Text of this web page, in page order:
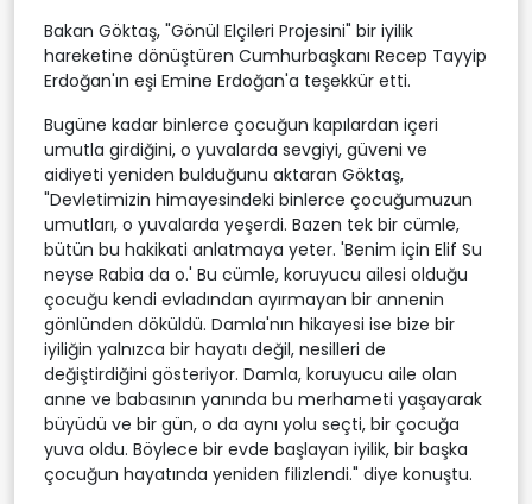
Bakan Göktaş, "Gönül Elçileri Projesini" bir iyilik
hareketine dönüştüren Cumhurbaşkanı Recep Tayyip
Erdoğan'ın eşi Emine Erdoğan'a teşekkür etti.
Bugüne kadar binlerce çocuğun kapılardan içeri
umutla girdiğini, o yuvalarda sevgiyi, güveni ve
aidiyeti yeniden bulduğunu aktaran Göktaş,
"Devletimizin himayesindeki binlerce çocuğumuzun
umutları, o yuvalarda yeşerdi. Bazen tek bir cümle,
bütün bu hakikati anlatmaya yeter. 'Benim için Elif Su
neyse Rabia da o.' Bu cümle, koruyucu ailesi olduğu
çocuğu kendi evladından ayırmayan bir annenin
gönlünden döküldü. Damla'nın hikayesi ise bize bir
iyiliğin yalnızca bir hayatı değil, nesilleri de
değiştirdiğini gösteriyor. Damla, koruyucu aile olan
anne ve babasının yanında bu merhameti yaşayarak
büyüdü ve bir gün, o da aynı yolu seçti, bir çocuğa
yuva oldu. Böylece bir evde başlayan iyilik, bir başka
çocuğun hayatında yeniden filizlendi." diye konuştu.